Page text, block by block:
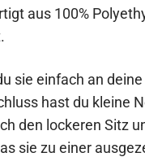
aus 100%
sie einfach an
hast du kleine
den lockeren Sitz
sie zu einer